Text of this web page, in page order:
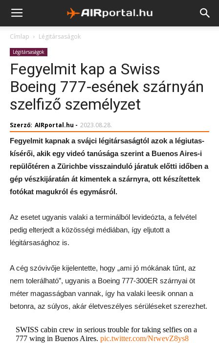
Címlap Légitársaságok
Légitársaságok
Fegyelmit kap a Swiss
Boeing 777-esének szárnyán
szelfiző személyzet
Szerző: AIRportal.hu - 2023.08.28.
Fegyelmit kapnak a svájci légitársaságtól azok a légiutas-
kísérői, akik egy videó tanúsága szerint a Buenos Aires-i
repülőtéren a Zürichbe visszainduló járatuk előtti időben a
gép vészkijáratán át kimentek a szárnyra, ott készítettek
fotókat magukról és egymásról.
Az esetet ugyanis valaki a terminálból levideózta, a felvétel
pedig elterjedt a közösségi médiában, így eljutott a
légitársasághoz is.
A cég szóvivője kijelentette, hogy „ami jó mókának tűnt, az
nem tolerálható”, ugyanis a Boeing 777-300ER szárnyai öt
méter magasságban vannak, így ha valaki leesik onnan a
betonra, az súlyos, akár életveszélyes sérüléseket szerezhet.
SWISS cabin crew in serious trouble for taking selfies on a
777 wing in Buenos Aires.pic.twitter.com/NrwevZ8ys8